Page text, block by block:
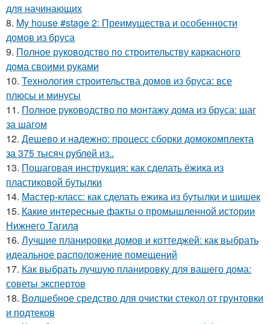
для начинающих
8. My house #stage 2: Преимущества и особенности
домов из бруса
9. Полное руководство по строительству каркасного
дома своими руками
10. Технология строительства домов из бруса: все
плюсы и минусы
11. Полное руководство по монтажу дома из бруса: шаг
за шагом
12. Дешево и надежно: процесс сборки домокомплекта
за 375 тысяч рублей из..
13. Пошаговая инструкция: как сделать ёжика из
пластиковой бутылки
14. Мастер-класс: как сделать ежика из бутылки и шишек
15. Какие интересные факты о промышленной истории
Нижнего Тагила
16. Лучшие планировки домов и коттеджей: как выбрать
идеальное расположение помещений
17. Как выбрать лучшую планировку для вашего дома:
советы экспертов
18. Волшебное средство для очистки стекол от грунтовки
и подтеков